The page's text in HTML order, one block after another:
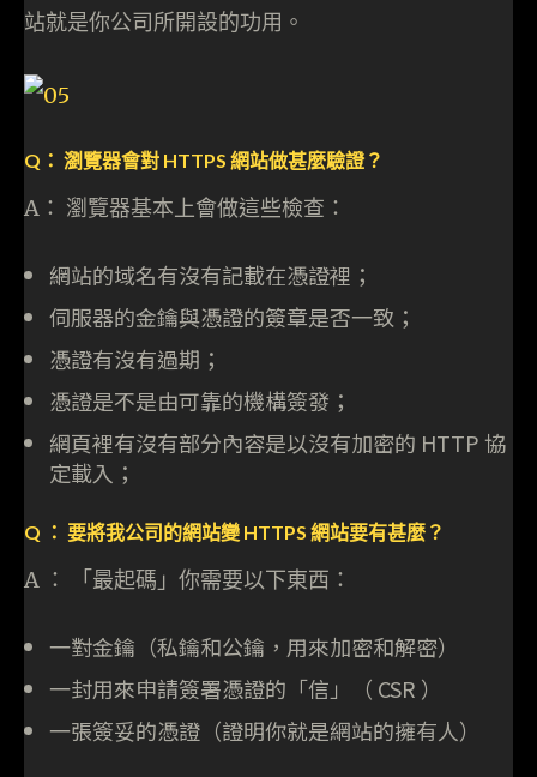
站就是你公司所開設的功用。
Q： 瀏覽器會對 HTTPS 網站做甚麼驗證？
A： 瀏覽器基本上會做這些檢查：
網站的域名有沒有記載在憑證裡；
伺服器的金鑰與憑證的簽章是否一致；
憑證有沒有過期；
憑證是不是由可靠的機構簽發；
網頁裡有沒有部分內容是以沒有加密的 HTTP 協
定載入；
Q ： 要將我公司的網站變 HTTPS 網站要有甚麼？
A ： 「最起碼」你需要以下東西：
一對金鑰（私鑰和公鑰，用來加密和解密）
一封用來申請簽署憑證的「信」（ CSR ）
一張簽妥的憑證（證明你就是網站的擁有人）